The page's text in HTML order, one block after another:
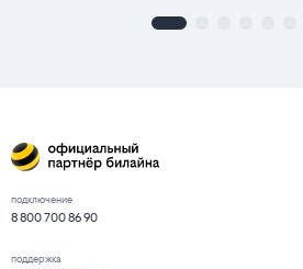
подключение
8 800 700 86 90
поддержка